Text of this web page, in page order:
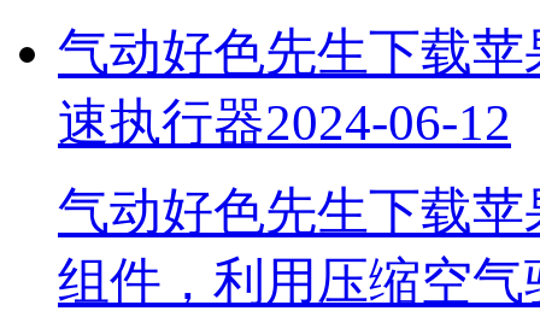
气动好色先生下载苹
速执行器2024-06-12
气动好色先生下载
组件，利用压缩空气驱